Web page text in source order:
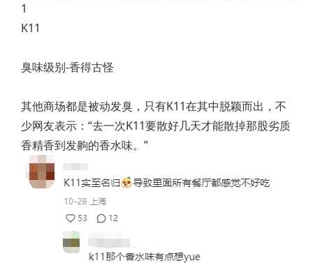
1
K11
臭味级别-香得古怪
其他商场都是被动发臭，只有K11在其中脱颖而出，不
少网友表示：“去一次K11要散好几天才能散掉那股劣质
香精香到发齁的香水味。”